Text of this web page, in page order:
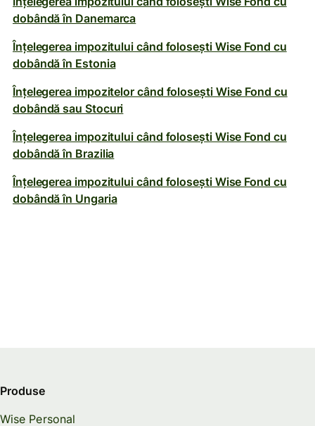
dobândă în Danemarca
Înțelegerea impozitului când folosești Wise Fond cu
dobândă în Estonia
Înțelegerea impozitelor când folosești Wise Fond cu
dobândă sau Stocuri
Înțelegerea impozitului când folosești Wise Fond cu
dobândă în Brazilia
Înțelegerea impozitului când folosești Wise Fond cu
dobândă în Ungaria
Produse
Wise Personal